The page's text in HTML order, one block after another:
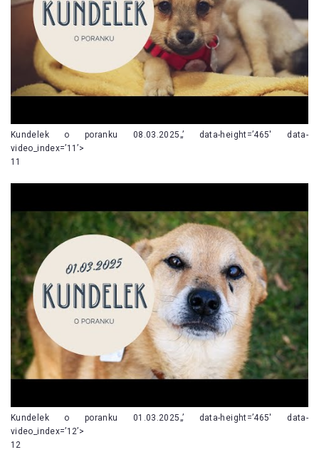
Kundelek o poranku 08.03.2025„’ data-height=’465′ data-
video_index=’11’>
11
Kundelek o poranku 01.03.2025„’ data-height=’465′ data-
video_index=’12’>
12